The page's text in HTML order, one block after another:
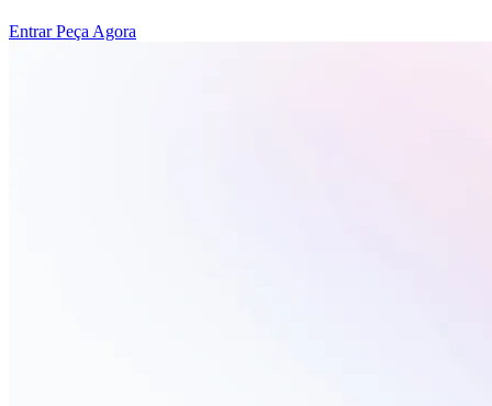
Entrar Peça Agora